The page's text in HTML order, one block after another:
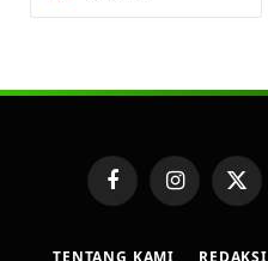
FacebookInstagram
X